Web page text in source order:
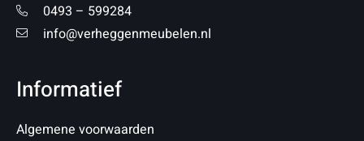
0493 – 599284
info@verheggenmeubelen.nl
Informatief
Algemene voorwaarden